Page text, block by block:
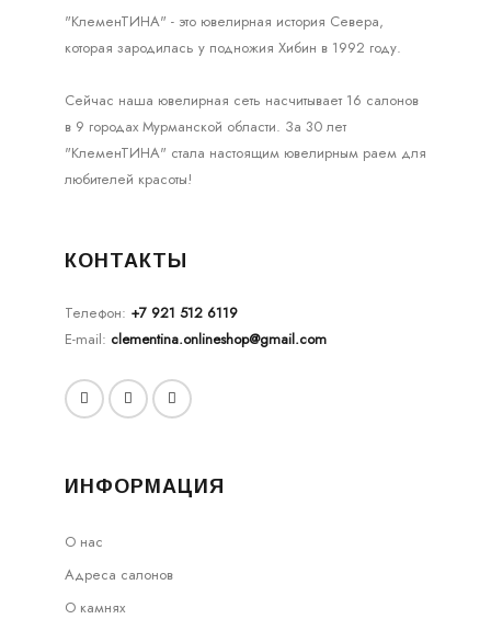
"КлеменТИНА" - это ювелирная история Севера,
которая зародилась у подножия Хибин в 1992 году.
Сейчас наша ювелирная сеть насчитывает 16 салонов
в 9 городах Мурманской области. За 30 лет
"КлеменТИНА" стала настоящим ювелирным раем для
любителей красоты!
КОНТАКТЫ
Телефон: +7 921 512 6119
E-mail: clementina.onlineshop@gmail.com
ИНФОРМАЦИЯ
О нас
Адреса салонов
О камнях